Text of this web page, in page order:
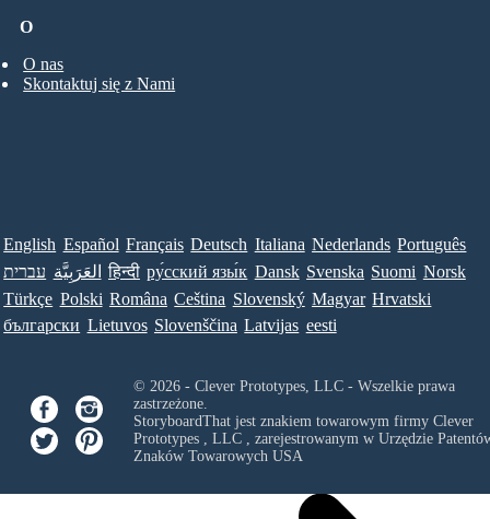
O
O nas
Skontaktuj się z Nami
English Español Français Deutsch Italiana Nederlands Português
עברית العَرَبِيَّة हिन्दी ру́сский язы́к Dansk Svenska Suomi Norsk
Türkçe Polski Româna Ceština Slovenský Magyar Hrvatski
български Lietuvos Slovenščina Latvijas eesti
© 2026 - Clever Prototypes, LLC - Wszelkie prawa
zastrzeżone.
StoryboardThat jest znakiem towarowym firmy Clever
Prototypes , LLC, zarejestrowanym w Urzędzie
Znaków Towarowych USA